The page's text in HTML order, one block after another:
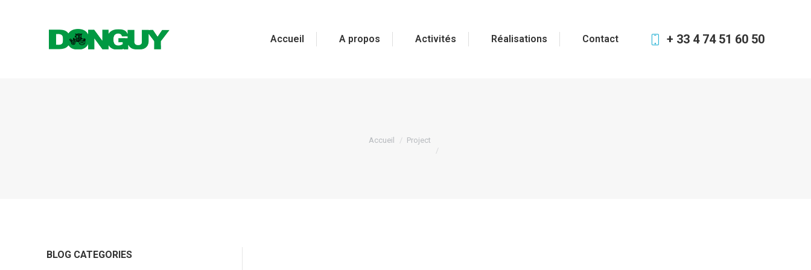
Accueil A propos Activités Réalisations Contact + 33 4 74 51 60 50
Vous êtes ici :
Accueil Project
BLOG CATEGORIES